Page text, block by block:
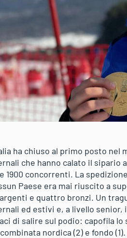
ha chiuso al primo posto nel
che hanno calato il sipario
1900 concorrenti. La
Paese era mai riuscito a
e quattro bronzi. Un
ed estivi e, a livello senior,
di salire sul podio: capofila
nordica (2) e fondo